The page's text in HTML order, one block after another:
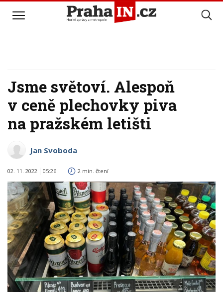
Jsme světoví. Alespoň
v ceně plechovky piva
na pražském letišti
Jan Svoboda
02. 11. 2022 05:26 2 min. čtení